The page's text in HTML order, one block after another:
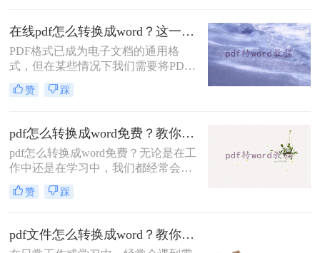
在线pdf怎么转换成word？这一种转换方法了解一下！
PDF格式已成为电子文档的通用格
式，但在某些情况下我们需要将PDF
转换成Word文档进行编辑和进一步处
理。本文将介绍一种常用的在线PDF
线pdf怎么转换成word问题。
赞 踩
pdf怎么转换成word免费？教你三个pdf转word方法。
pdf怎么转换成word免费？无论是在工
作中还是在学习中，我们都经常会遇
到需要将PDF文件转换为Word文档的
情况。那么，如何将PDF转换为Word
法。
赞 踩
pdf文件怎么转换成word？教你三个方法！